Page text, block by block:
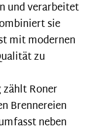
und verarbeitet
sie
mit modernen
zu
zählt Roner
Brennereien
neben